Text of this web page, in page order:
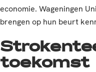
economie. Wageningen
brengen op hun beurt
toekomst